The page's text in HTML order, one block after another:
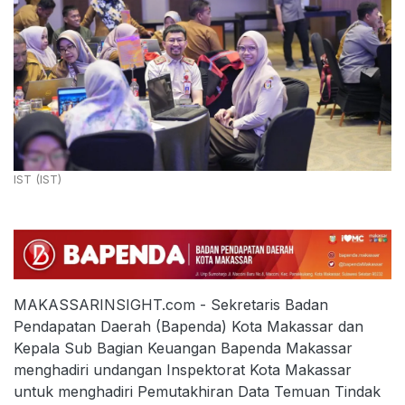
IST (IST)
MAKASSARINSIGHT.com - Sekretaris Badan
Pendapatan Daerah (Bapenda) Kota Makassar dan
Kepala Sub Bagian Keuangan Bapenda Makassar
menghadiri undangan Inspektorat Kota Makassar
untuk menghadiri Pemutakhiran Data Temuan Tindak